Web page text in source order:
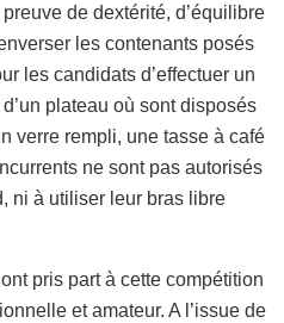
de dextérité, d’équilibre
les contenants posés
les candidats d’effectuer un
plateau où sont disposés
verre rempli, une tasse à café
ne sont pas autorisés
ni à utiliser leur bras libre
pris part à cette compétition
et amateur. A l’issue de